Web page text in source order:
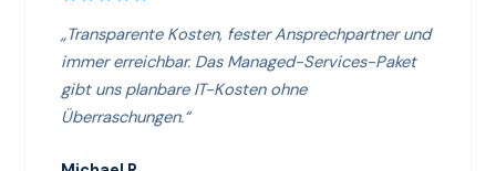
„Transparente Kosten, fester Ansprechpartner und
immer erreichbar. Das Managed-Services-Paket
gibt uns planbare IT-Kosten ohne
Überraschungen.“